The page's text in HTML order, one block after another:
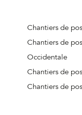
Chantiers de
Chantiers de
Chantiers de
Chantiers de
Chantiers de
Chantiers de
Chantiers de
Occidentale
Chantiers de
Chantiers de